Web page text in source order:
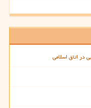
در اتاق اسلامی